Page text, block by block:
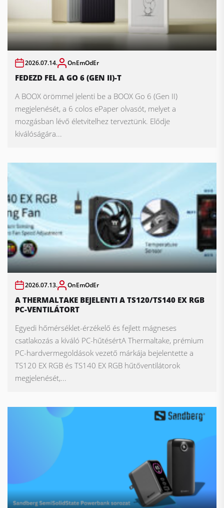
2026.07.14. OnEmOdEr
FEDEZD FEL A GO 6 (GEN II)-T
A BOOX örömmel jelenti be a BOOX Go 6 (Gen II)
megjelenését, a 6 colos ePaper olvasót, melyet a
mozgásban lévő életvitelhez terveztünk. Elődje
kiválóságára...
2026.07.13. OnEmOdEr
A THERMALTAKE BEJELENTI A TS120/TS140 EX RGB
PC-VENTILÁTORT
Egyedi hőmérséklet-érzékelő és fejlett mágneses
csatlakozás a kiváló PC-hűtésértA Thermaltake, prémium
PC-hardvermegoldások vezető márkája bejelentette a
TS120 EX RGB és TS140 EX RGB hűtőventilátorok
megjelenését,...